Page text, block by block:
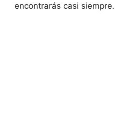
encontrarás casi siempre.